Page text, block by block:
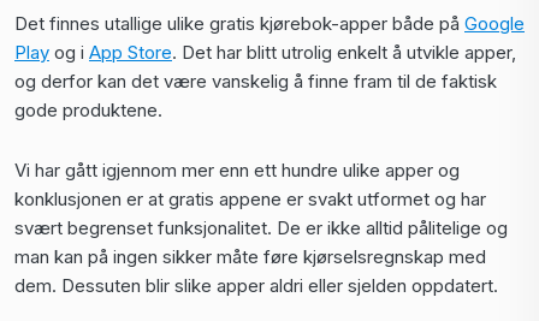
Det finnes utallige ulike gratis kjørebok-apper både på Google
Play og i App Store. Det har blitt utrolig enkelt å utvikle apper,
og derfor kan det være vanskelig å finne fram til de faktisk
gode produktene.
Vi har gått igjennom mer enn ett hundre ulike apper og
konklusjonen er at gratis appene er svakt utformet og har
svært begrenset funksjonalitet. De er ikke alltid pålitelige og
man kan på ingen sikker måte føre kjørselsregnskap med
dem. Dessuten blir slike apper aldri eller sjelden oppdatert.